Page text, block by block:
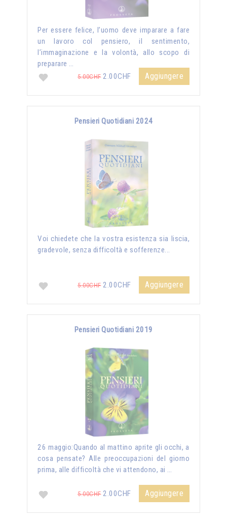
Per essere felice, l’uomo deve imparare a fare
un lavoro col pensiero, il sentimento,
l’immaginazione e la volontà, allo scopo di
preparare …
5.00CHF2.00CHF Aggiungere
Pensieri Quotidiani 2024
Voi chiedete che la vostra esistenza sia liscia,
gradevole, senza difficoltà e sofferenze...
5.00CHF2.00CHF Aggiungere
Pensieri Quotidiani 2019
26 maggio:Quando al mattino aprite gli occhi, a
cosa pensate? Alle preoccupazioni del giorno
prima, alle difficoltà che vi attendono, ai …
5.00CHF2.00CHF Aggiungere